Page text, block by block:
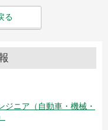
る
ジニア（自動車・機械・